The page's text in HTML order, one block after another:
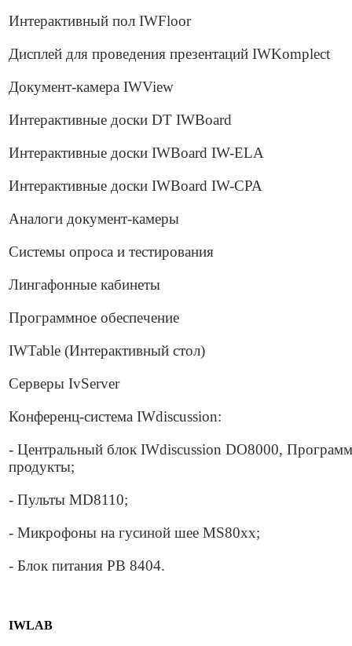
Интерактивный пол IWFloor
Дисплей для проведения презентаций IWKomplect
Документ-камера IWView
Интерактивные доски DT IWBoard
Интерактивные доски IWBoard IW-ELA
Интерактивные доски IWBoard IW-CPA
Аналоги документ-камеры
Системы опроса и тестирования
Лингафонные кабинеты
Программное обеспечение
IWTable (Интерактивный стол)
Серверы IvServer
Конференц-система IWdiscussion:
- Центральный блок IWdiscussion DO8000,
продукты;
- Пульты MD8110;
- Микрофоны на гусиной шее MS80хх;
- Блок питания PB 8404.
IWLAB